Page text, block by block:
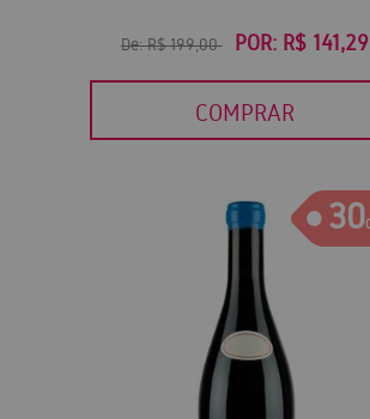
De:R$ 199,00 POR: R$ 141,29
COMPRAR
30